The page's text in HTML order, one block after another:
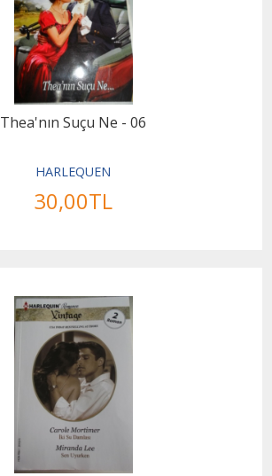
Thea'nın Suçu Ne - 06
HARLEQUEN
30,00TL